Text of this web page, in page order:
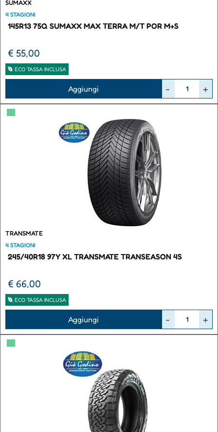
SUMAXX
4 STAGIONI
145R13 75Q SUMAXX MAX TERRA M/T POR M+S
€ 55,00
ECO TASSA INCLUSA
Aggiungi
▀
TRANSMATE
4 STAGIONI
245/40R18 97Y XL TRANSMATE TRANSEASON 4S
€ 66,00
ECO TASSA INCLUSA
Aggiungi
▀